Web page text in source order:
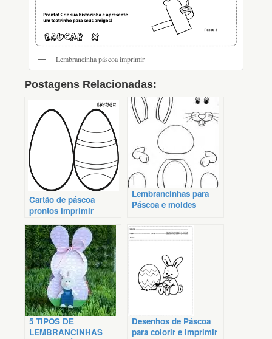
Lembrancinha páscoa imprimir
Postagens Relacionadas:
Cartão de páscoa
prontos imprimir
Lembrancinhas para
Páscoa e moldes
5 TIPOS DE
LEMBRANCINHAS
Desenhos de Páscoa
para colorir e imprimir